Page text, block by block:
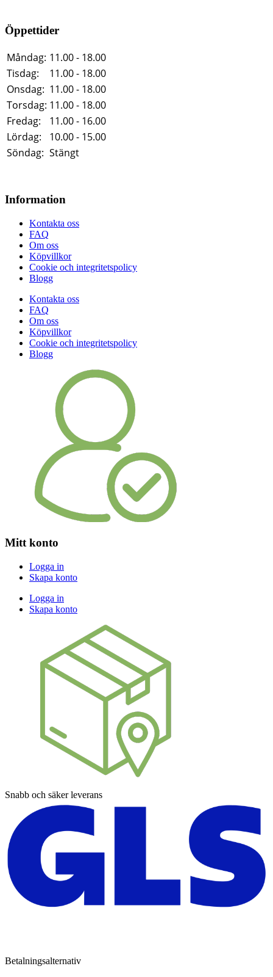
Öppettider
Måndag: 11.00 - 18.00
Tisdag:
11.00 - 18.00
Onsdag: 11.00 - 18.00
Torsdag: 11.00 - 18.00
Fredag:
11.00 - 16.00
Lördag:
10.00 - 15.00
Söndag: Stängt
Information
Kontakta oss
FAQ
Om oss
Köpvillkor
Cookie och integritetspolicy
Blogg
Kontakta oss
FAQ
Om oss
Köpvillkor
Cookie och integritetspolicy
Blogg
Mitt konto
Logga in
Skapa konto
Logga in
Skapa konto
Snabb och säker leverans
Betalningsalternativ